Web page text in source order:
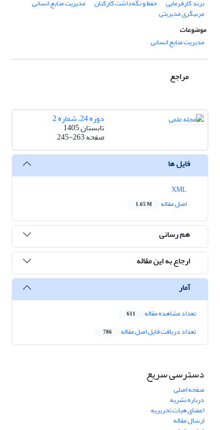
برند کارفرمایی
حفظ و نگه‌داشت کارکنان مدیریت منابع انسانی
مربیگری مدیریتی
موضوعات
مدیریت منابع انسانی
مراجع
دوره 24، شماره 2
تابستان 1405
صفحه245-263
فایل ها
اصل مقاله
1.65 M
هم رسانی
ارجاع به این مقاله
آمار
تعداد مشاهده مقاله 611
تعداد دریافت فایل اصل مقاله 786
دسترسی سریع
صفحه اصلی
درباره نشریه
اعضای هیات تحریریه
ارسال مقاله